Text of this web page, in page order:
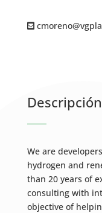
We are
hydrogen and
than 20 years of
consulting with
objective of